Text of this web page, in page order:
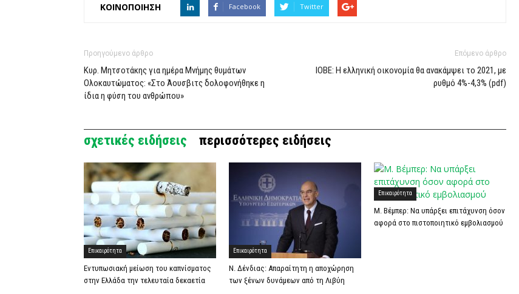
ΚΟΙΝΟΠΟΙΗΣΗ Facebook Twitter
Προηγούμενο άρθρο
Κυρ. Μητσοτάκης για ημέρα Μνήμης θυμάτων
Ολοκαυτώματος: «Στο Άουσβιτς δολοφονήθηκε η
ίδια η φύση του ανθρώπου»
Επόμενο άρθρο
ΙΟΒΕ: Η ελληνική οικονομία θα ανακάμψει το 2021, με
ρυθμό 4%-4,3% (pdf)
σχετικές ειδήσεις περισσότερες ειδήσεις
Επικαιρότητα
Εντυπωσιακή μείωση του καπνίσματος
στην Ελλάδα την τελευταία δεκαετία
Επικαιρότητα
Ν. Δένδιας: Απαραίτητη η αποχώρηση
των ξένων δυνάμεων από τη Λιβύη
Επικαιρότητα
Μ. Βέμπερ: Να υπάρξει επιτάχυνση όσον
αφορά στο πιστοποιητικό εμβολιασμού